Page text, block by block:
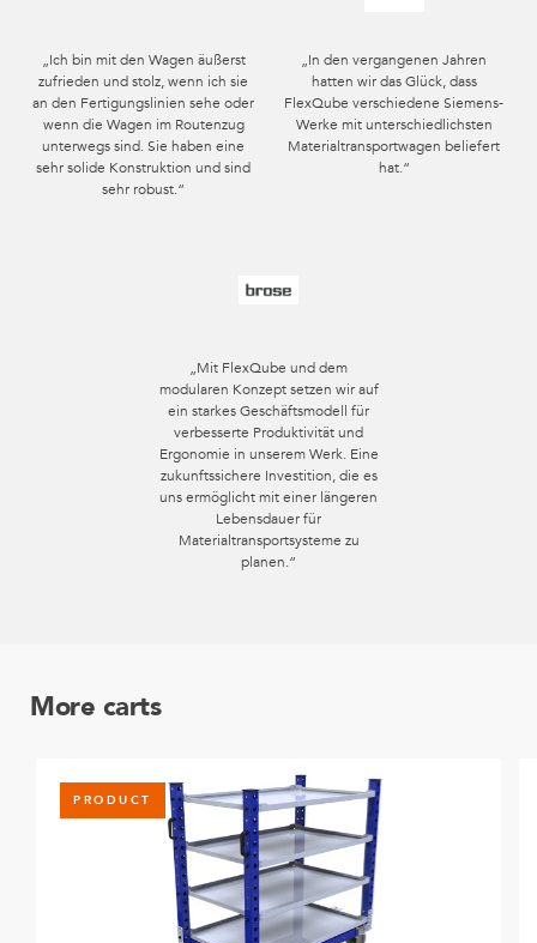
„Ich bin mit den Wagen äußerst
zufrieden und stolz, wenn ich sie
an den Fertigungslinien sehe oder
wenn die Wagen im Routenzug
unterwegs sind. Sie haben eine
sehr solide Konstruktion und sind
sehr robust.“
„In den vergangenen Jahren
hatten wir das Glück, dass
FlexQube verschiedene Siemens-
Werke mit unterschiedlichsten
Materialtransportwagen beliefert
hat.“
„Mit FlexQube und dem
modularen Konzept setzen wir auf
ein starkes Geschäftsmodell für
verbesserte Produktivität und
Ergonomie in unserem Werk. Eine
zukunftssichere Investition, die es
uns ermöglicht mit einer längeren
Lebensdauer für
Materialtransportsysteme zu
planen.“
More carts
PRODUCT